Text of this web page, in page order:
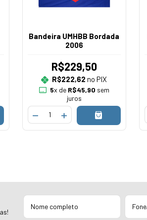
Bandeira UMHBB Bordada
2006
R$229,50
R$222,62 no PIX
5x de R$45,90 sem
juros